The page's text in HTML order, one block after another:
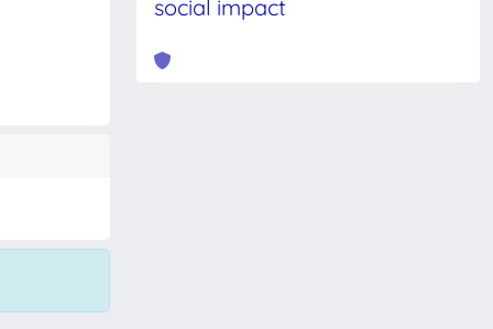
social impact